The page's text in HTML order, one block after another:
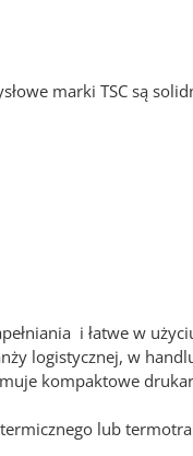
marki TSC są
i łatwe w
logistycznej, w
kompaktowe
lub